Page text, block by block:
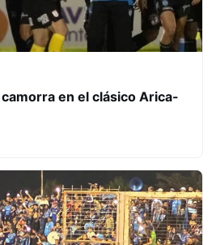
en el clásico Arica-